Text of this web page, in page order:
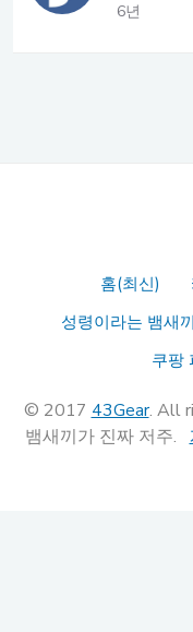
6년
홈(최신)
성령이라는 뱀새끼
쿠팡
© 2017 43Gear. All
뱀새끼가 진짜 저주.